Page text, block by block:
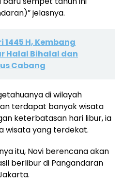
jelasnya.
1445 H, Kembang
Halal Bihalal dan
Cabang
di wilayah
terdapat banyak wisata
keterbatasan hari libur, ia
wisata yang terdekat.
itu, Novi berencana akan
berlibur di Pangandaran